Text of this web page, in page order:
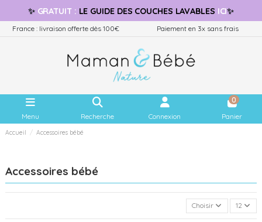
✨ GRATUIT: LE GUIDE DES COUCHES LAVABLES ICI✨
France : livraison offerte dès 100€ Paiement en 3x sans frais
Menu Recherche Connexion
0
Panier
Accueil Accessoires bébé
Accessoires bébé
Choisir 12